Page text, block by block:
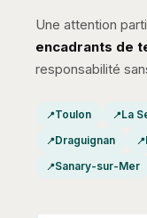
Une attention
encadrants de
responsabilité
Toulon La
Draguignan
Sanary-sur-Mer